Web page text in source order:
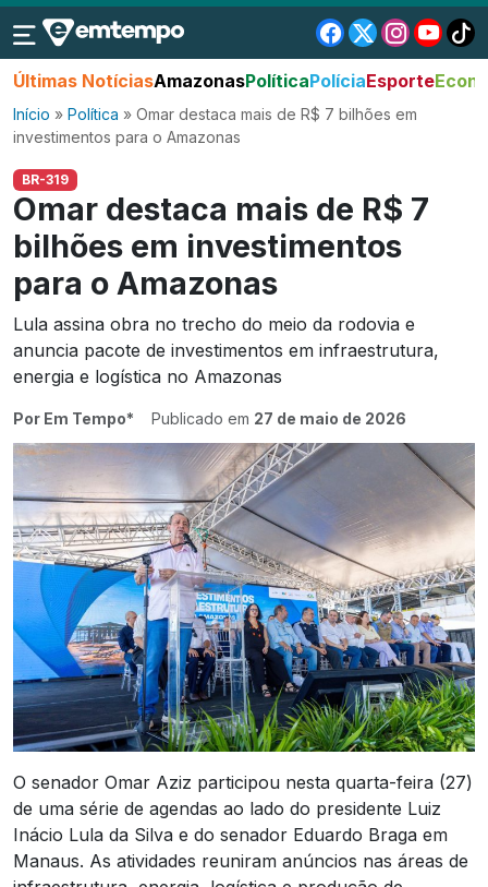
Últimas NotíciasAmazonasPolíticaPolíciaEsporte
Início » Política » Omar destaca mais de R$ 7 bilhões em
investimentos para o Amazonas
BR-319
Omar destaca mais de R$ 7
bilhões em investimentos
para o Amazonas
Lula assina obra no trecho do meio da rodovia e
anuncia pacote de investimentos em infraestrutura,
energia e logística no Amazonas
Por Em Tempo* Publicado em 27 de maio de 2026
O senador Omar Aziz participou nesta quarta-feira (27)
de uma série de agendas ao lado do presidente Luiz
Inácio Lula da Silva e do senador Eduardo Braga em
Manaus. As atividades reuniram anúncios nas áreas de